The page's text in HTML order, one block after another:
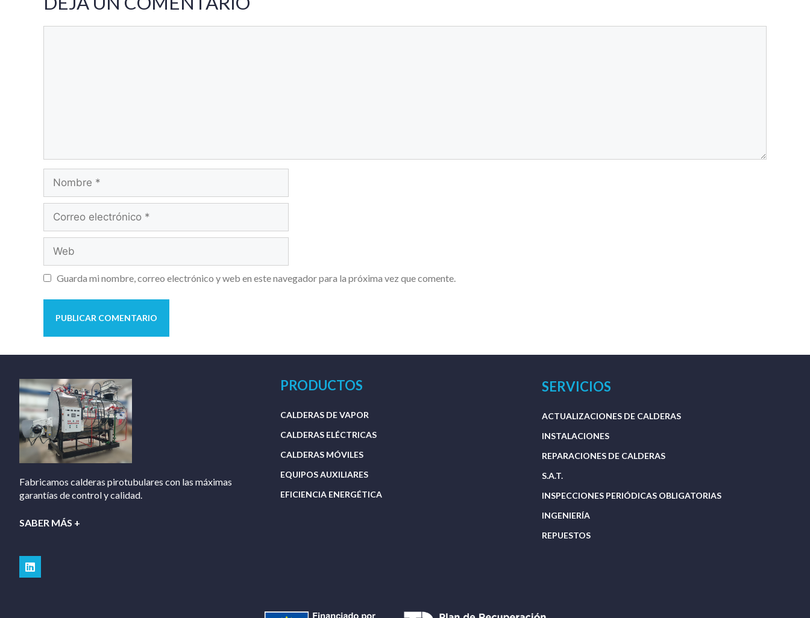
Guarda mi nombre, correo electrónico y web en este navegador para la próxima vez que comente.
Fabricamos calderas pirotubulares con las máximas
garantías de control y calidad.
SABER MÁS +
PRODUCTOS
CALDERAS DE VAPOR
CALDERAS ELÉCTRICAS
CALDERAS MÓVILES
EQUIPOS AUXILIARES
EFICIENCIA ENERGÉTICA
SERVICIOS
ACTUALIZACIONES DE CALDERAS
INSTALACIONES
REPARACIONES DE CALDERAS
S.A.T.
INSPECCIONES PERIÓDICAS OBLIGATORIAS
INGENIERÍA
REPUESTOS